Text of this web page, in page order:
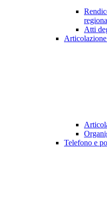
Atti
Telefono e